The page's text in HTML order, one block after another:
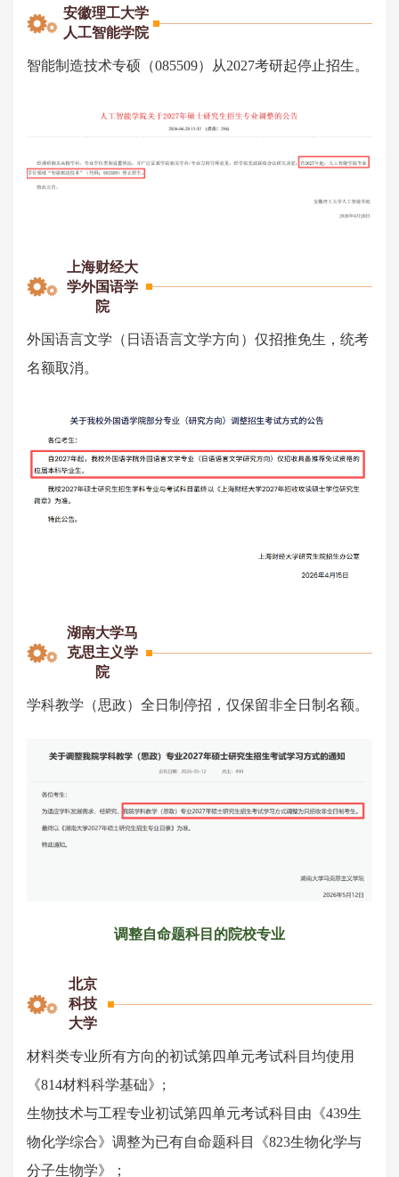
安徽理工大学
人工智能学院
智能制造技术专硕（085509）从2027考研起停止招生。
上海财经大
学外国语学
院
外国语言文学（日语语言文学方向）仅招推免生，统考
名额取消。
湖南大学马
克思主义学
院
学科教学（思政）全日制停招，仅保留非全日制名额。
调整自命题科目的院校专业
北京
科技
大学
材料类专业所有方向的初试第四单元考试科目均使用
《814材料科学基础》;
生物技术与工程专业初试第四单元考试科目由《439生
物化学综合》调整为已有自命题科目《823生物化学与
分子生物学》；